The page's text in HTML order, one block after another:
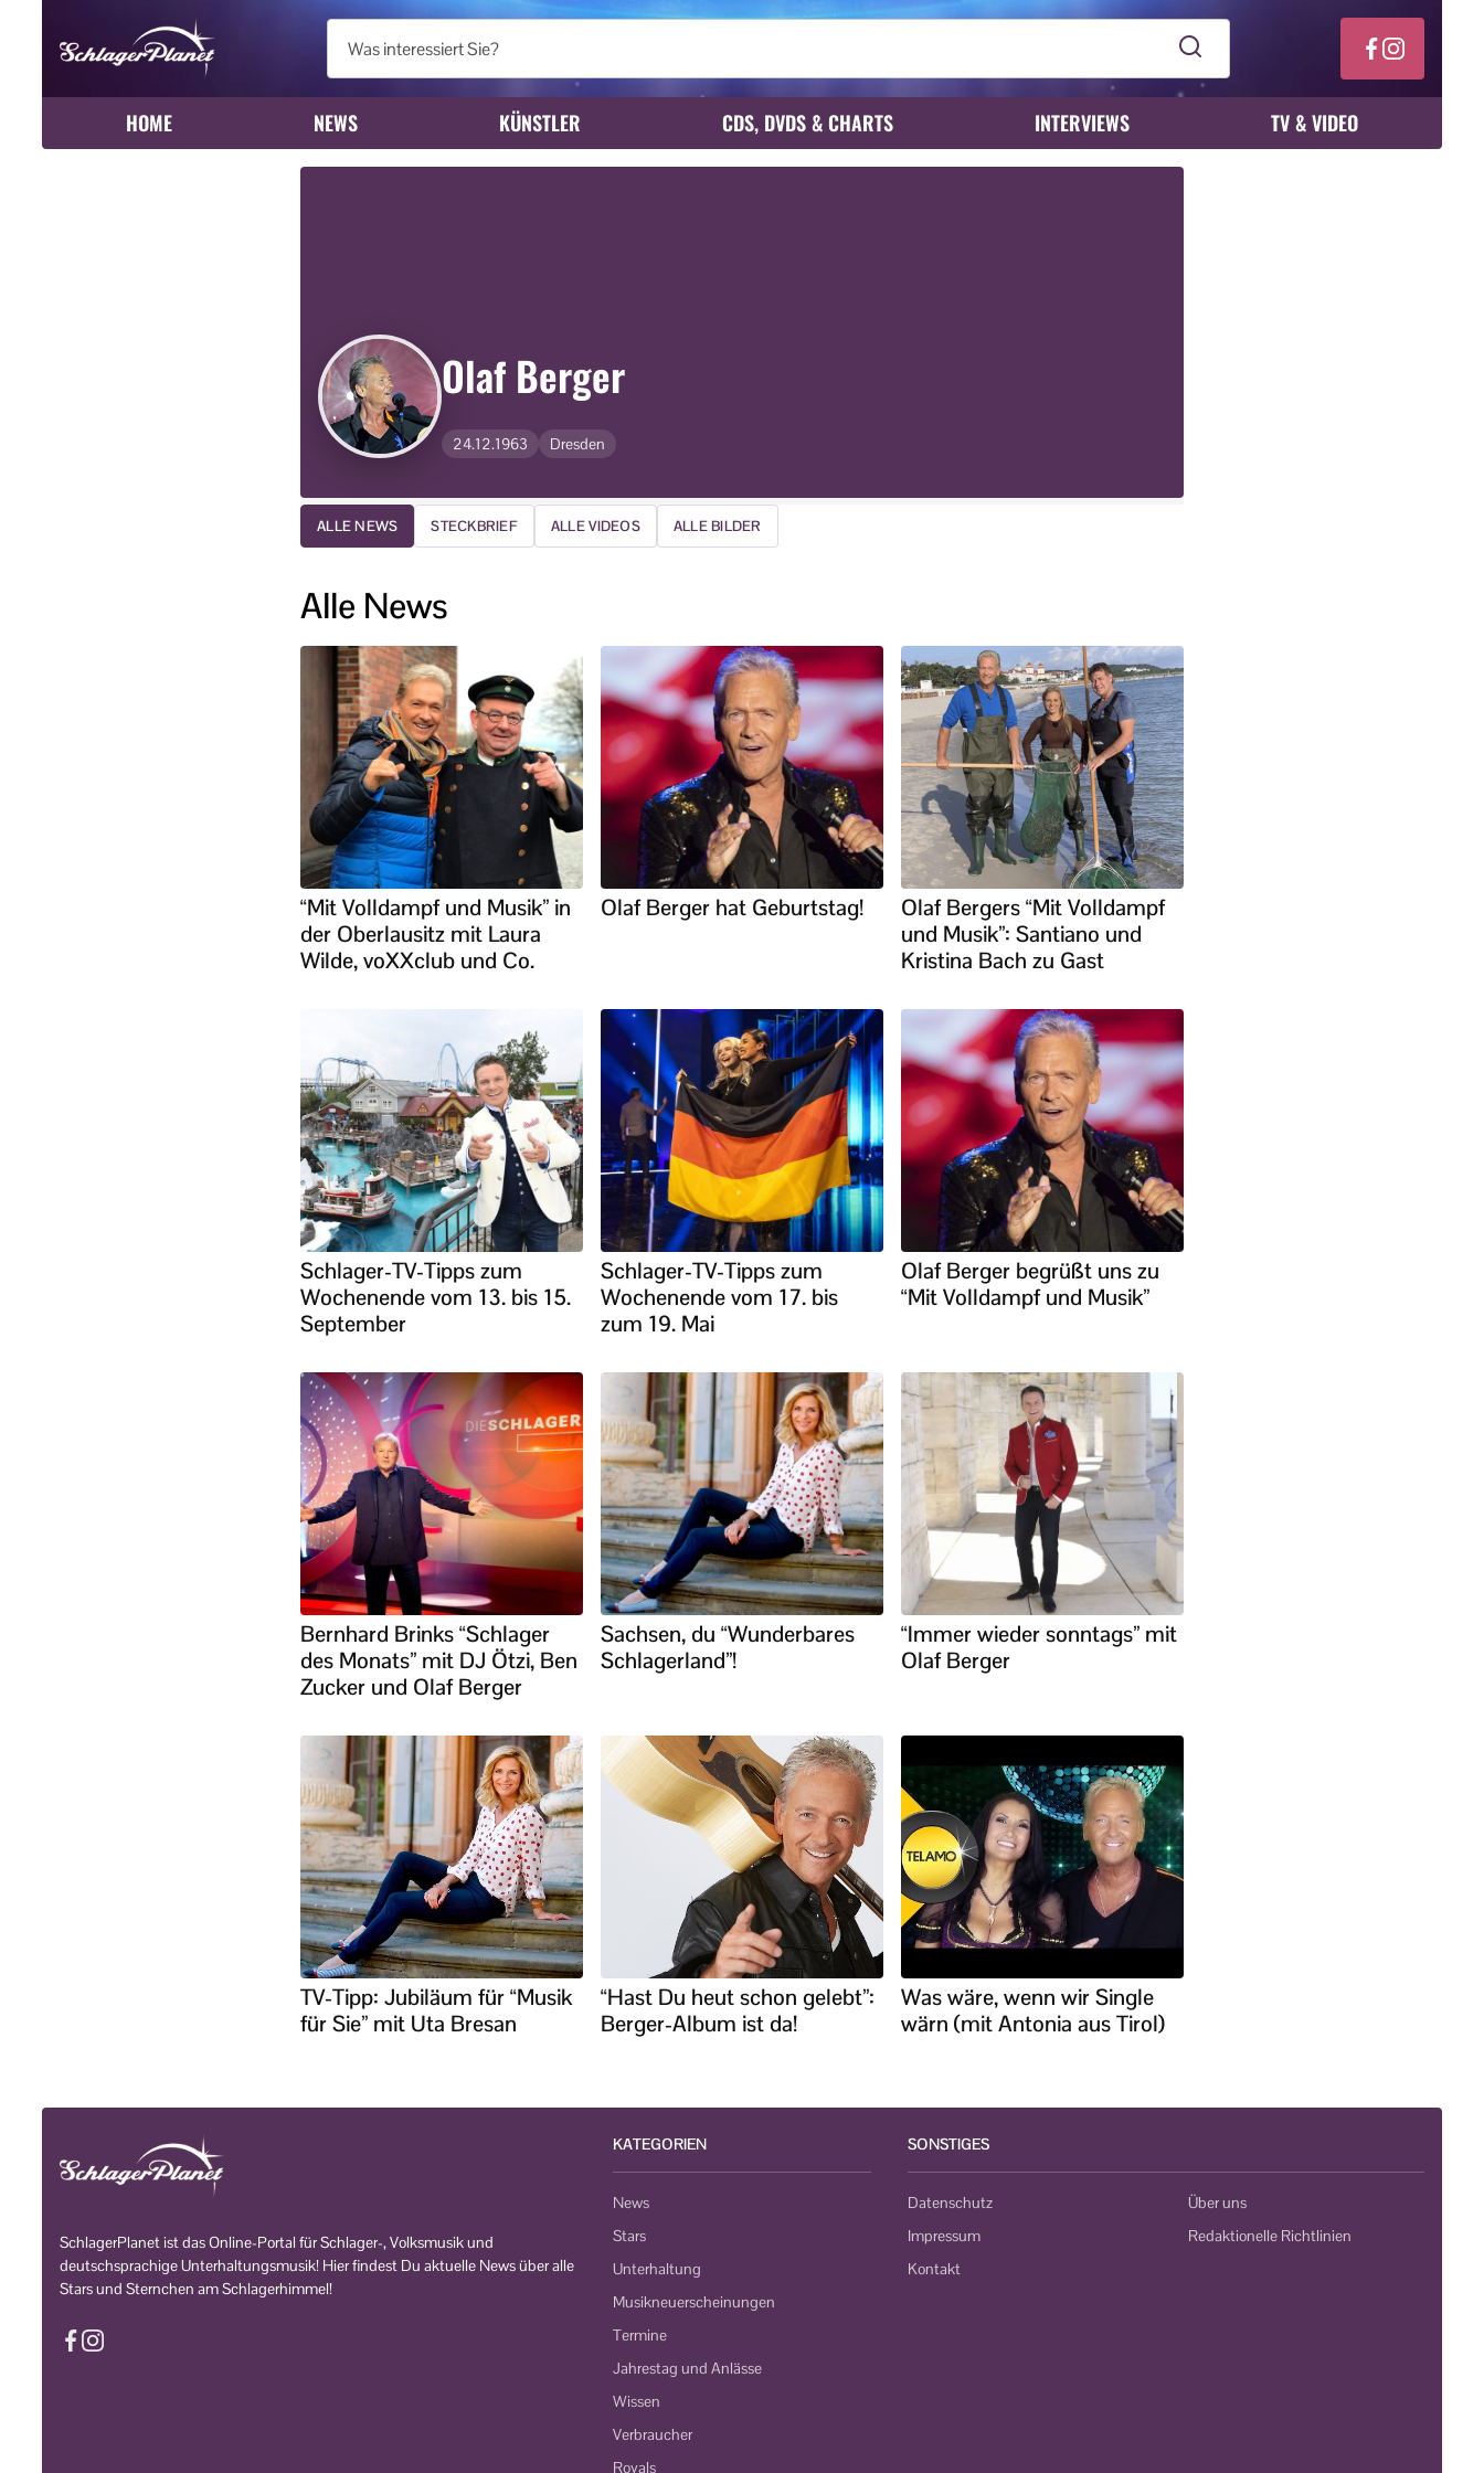
HOME NEWS KÜNSTLER CDS, DVDS & CHARTS INTERVIEWS TV & VIDEO
Olaf Berger
24.12.1963 Dresden
ALLE NEWS STECKBRIEF ALLE VIDEOS ALLE BILDER
Alle News
“Mit Volldampf und Musik” in
der Oberlausitz mit Laura
Wilde, voXXclub und Co.
Olaf Berger hat Geburtstag!
Olaf Bergers “Mit Volldampf
und Musik”: Santiano und
Kristina Bach zu Gast
Schlager-TV-Tipps zum
Wochenende vom 13. bis 15.
September
Schlager-TV-Tipps zum
Wochenende vom 17. bis
zum 19. Mai
Olaf Berger begrüßt uns zu
“Mit Volldampf und Musik”
Bernhard Brinks “Schlager
des Monats” mit DJ Ötzi, Ben
Zucker und Olaf Berger
Sachsen, du “Wunderbares
Schlagerland”!
“Immer wieder sonntags” mit
Olaf Berger
TV-Tipp: Jubiläum für “Musik
für Sie” mit Uta Bresan
“Hast Du heut schon gelebt”:
Berger-Album ist da!
Was wäre, wenn wir Single
wärn (mit Antonia aus Tirol)
SchlagerPlanet ist das Online-Portal für Schlager-, Volksmusik und
deutschsprachige Unterhaltungsmusik! Hier findest Du aktuelle News über alle
Stars und Sternchen am Schlagerhimmel!
KATEGORIEN
News
Stars
Unterhaltung
Musikneuerscheinungen
Termine
Jahrestag und Anlässe
Wissen
Verbraucher
Royals
SONSTIGES
Datenschutz
Impressum
Kontakt
Über uns
Redaktionelle Richtlinien